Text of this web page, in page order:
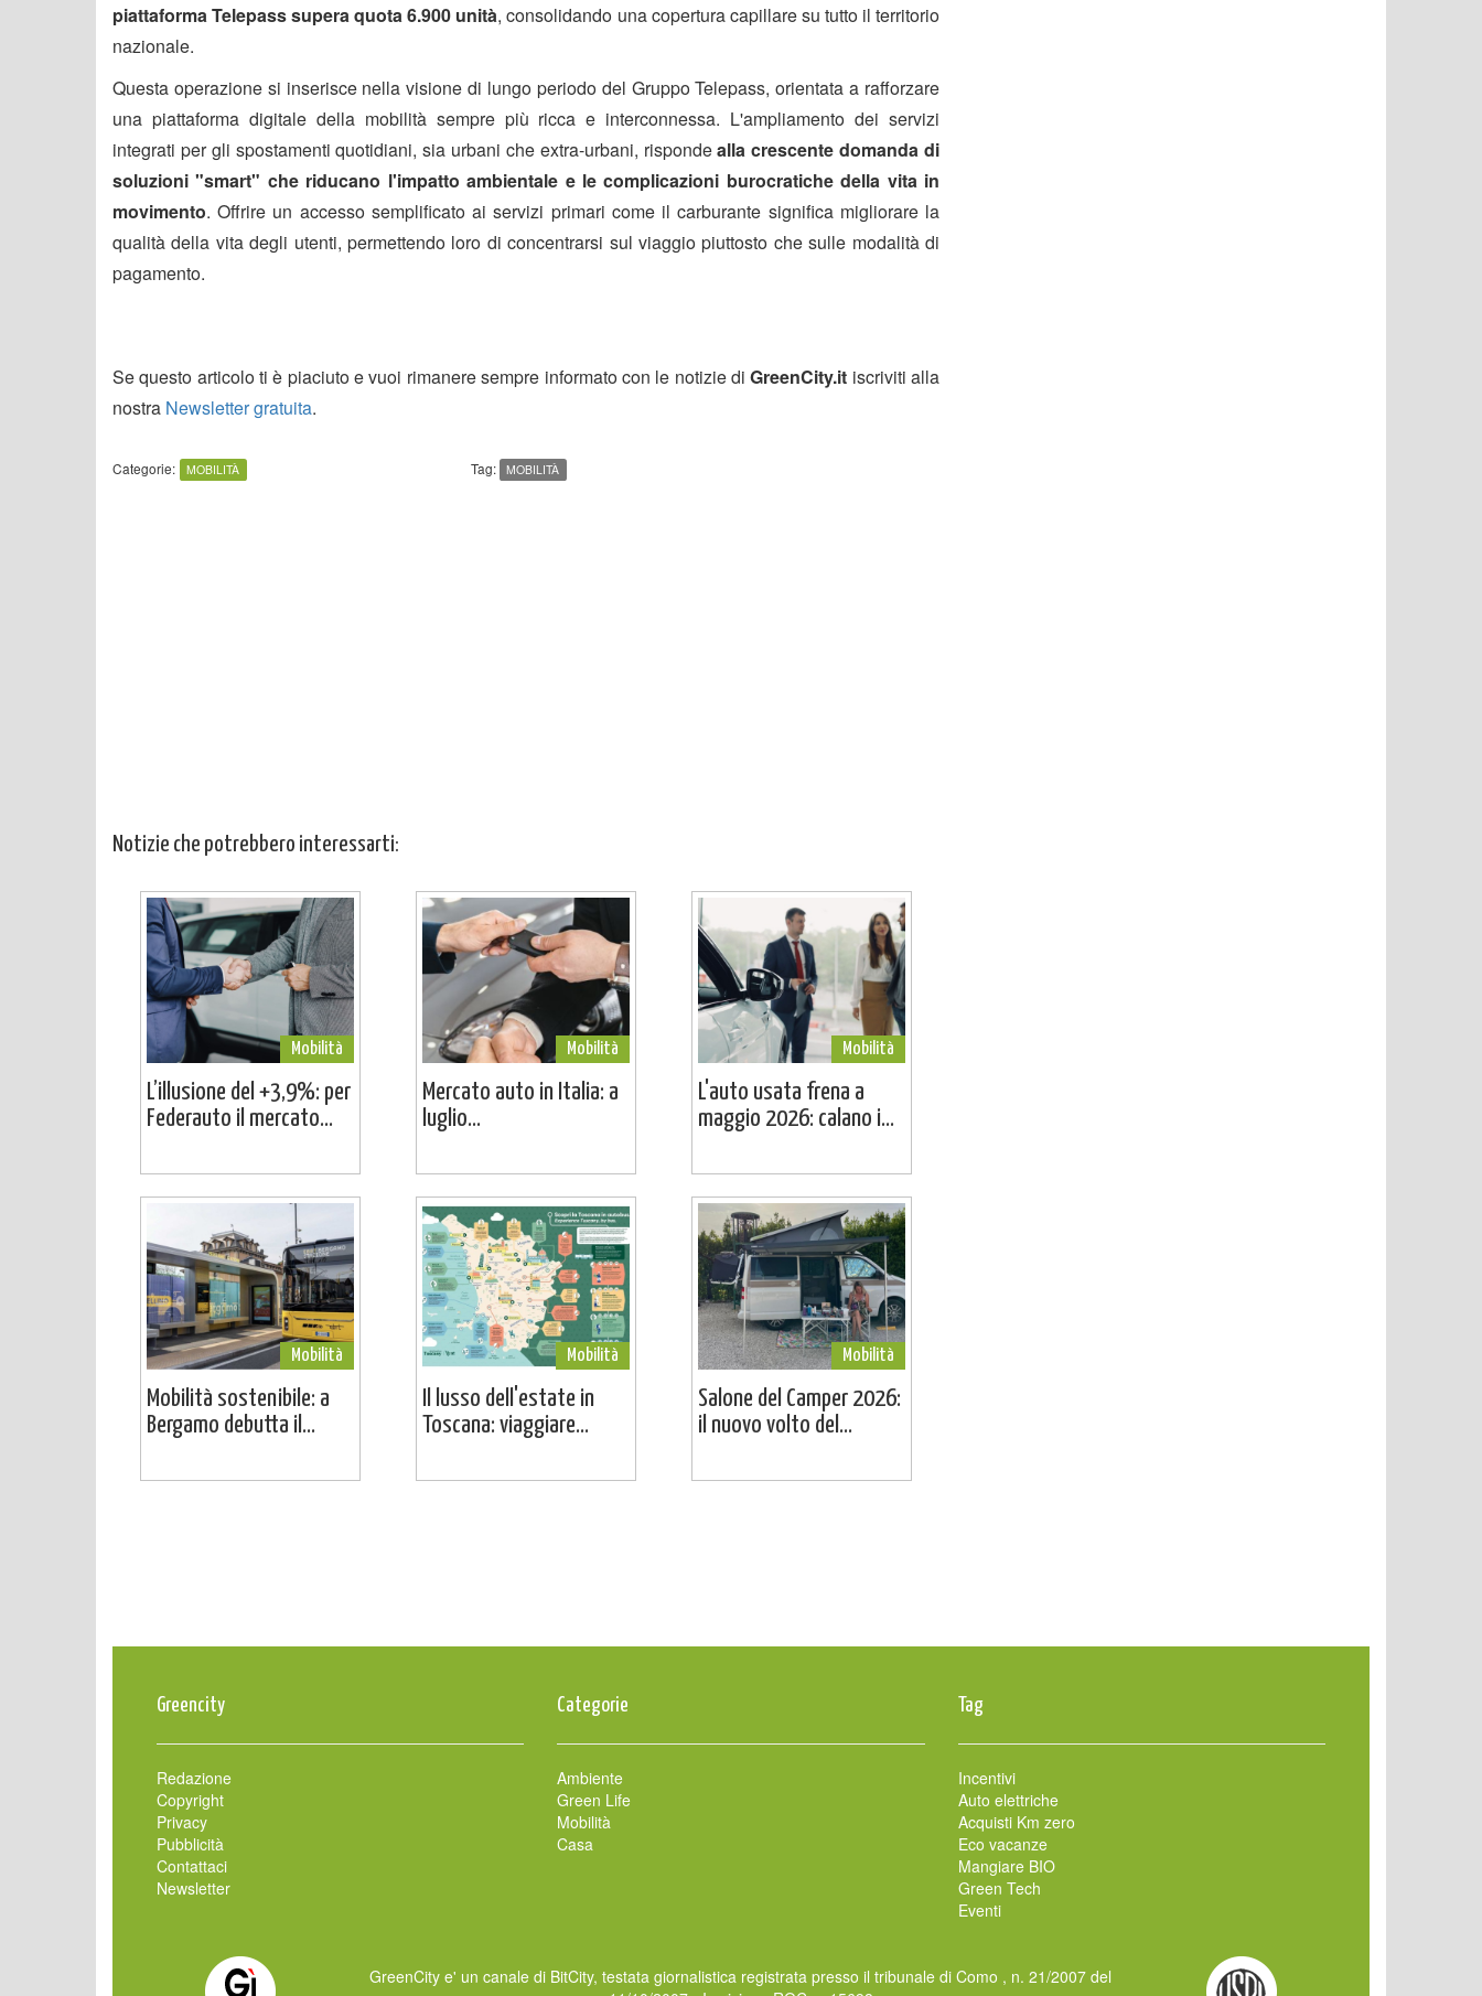
piattaforma Telepass supera quota 6.900 unità, consolidando una copertura capillare su tutto il territorio
nazionale.
Questa operazione si inserisce nella visione di lungo periodo del Gruppo Telepass, orientata a rafforzare
una piattaforma digitale della mobilità sempre più ricca e interconnessa. L'ampliamento dei servizi
integrati per gli spostamenti quotidiani, sia urbani che extra-urbani, rispondealla crescente domanda di
soluzioni "smart" che riducano l'impatto ambientale e le complicazioni burocratiche della vita in
movimento. Offrire un accesso semplificato ai servizi primari come il carburante significa migliorare la
qualità della vita degli utenti, permettendo loro di concentrarsi sul viaggio piuttosto che sulle modalità di
pagamento.
Se questo articolo ti è piaciuto e vuoi rimanere sempre informato con le notizie diGreenCity.it iscriviti alla
nostra Newsletter gratuita.
Categorie: MOBILITÀ Tag: MOBILITÀ
Notizie che potrebbero interessarti:
Mobilità
L’illusione del +3,9%: per
Federauto il mercato...
Mobilità
Mercato auto in Italia: a
luglio...
Mobilità
L'auto usata frena a
maggio 2026: calano i...
Mobilità
Mobilità sostenibile: a
Bergamo debutta il...
Mobilità
Il lusso dell'estate in
Toscana: viaggiare...
Mobilità
Salone del Camper 2026:
il nuovo volto del...
Greencity
Redazione
Copyright
Privacy
Pubblicità
Contattaci
Newsletter
Categorie
Ambiente
Green Life
Mobilità
Casa
Tag
Incentivi
Auto elettriche
Acquisti Km zero
Eco vacanze
Mangiare BIO
Green Tech
Eventi
GreenCity e' un canale di BitCity, testata giornalistica registrata presso il tribunale di Como , n. 21/2007 del